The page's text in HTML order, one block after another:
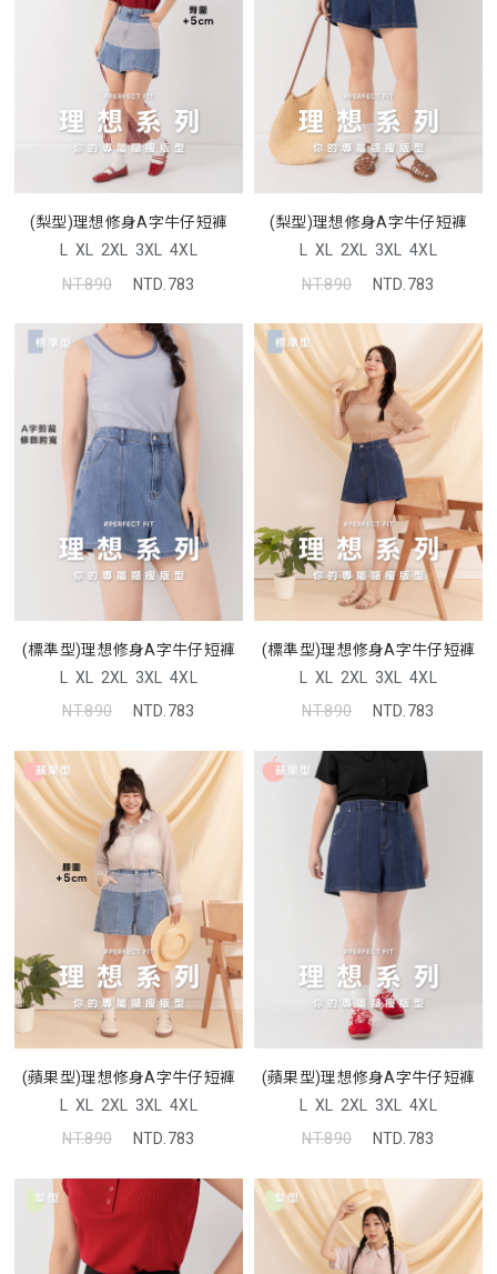
(梨型)理想修身A字牛仔短褲
L XL 2XL 3XL 4XL
NT.890
NTD.783
(梨型)理想修身A字牛仔短褲
L XL 2XL 3XL 4XL
NT.890
NTD.783
(標準型)理想修身A字牛仔短褲
L XL 2XL 3XL 4XL
NT.890
NTD.783
(標準型)理想修身A字牛仔短褲
L XL 2XL 3XL 4XL
NT.890
NTD.783
(蘋果型)理想修身A字牛仔短褲
L XL 2XL 3XL 4XL
NT.890
NTD.783
(蘋果型)理想修身A字牛仔短褲
L XL 2XL 3XL 4XL
NT.890
NTD.783